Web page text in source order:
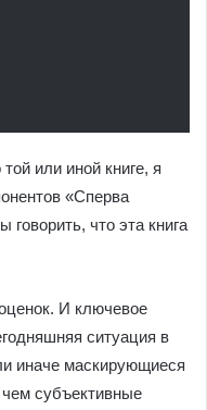
или иной книге, я
«Сперва
что эта книга
И ключевое
ситуация в
иначе маскирующиеся
субъективные